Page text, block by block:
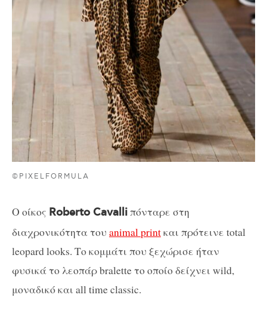
©PIXELFORMULA
Ο οίκος Roberto Cavalliπόνταρε στη
διαχρονικότητα του animal printκαι πρότεινε total
leopard looks. Το κομμάτι που ξεχώρισε ήταν
φυσικά το λεοπάρ bralette το οποίο δείχνει wild,
μοναδικό και all time classic.